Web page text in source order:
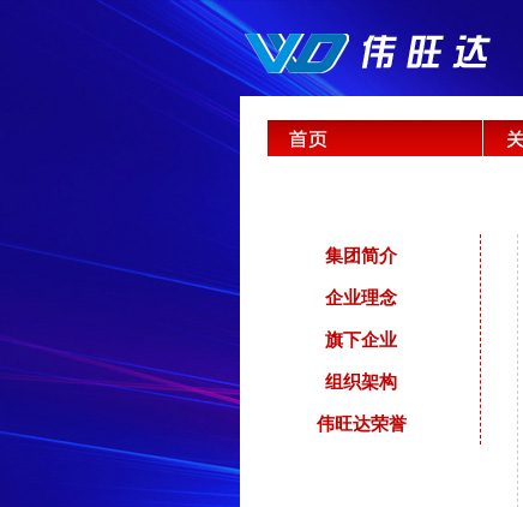
集团简介
企业理念
旗下企业
组织架构
伟旺达荣誉